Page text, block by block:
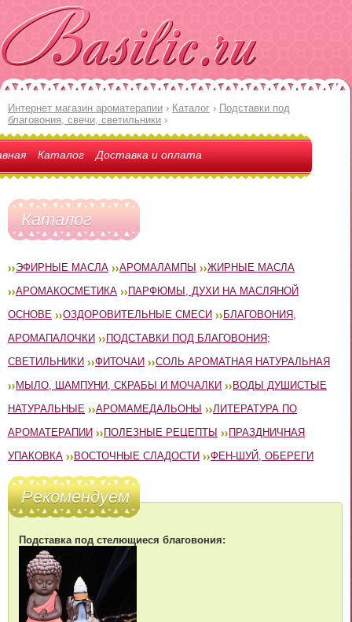
Интернет магазин ароматерапии › Каталог › Подставки под
благовония, свечи, светильники ›
Каталог Доставка и оплата
Каталог
ЭФИРНЫЕ МАСЛА АРОМАЛАМПЫ
ЖИРНЫЕ МАСЛА
АРОМАКОСМЕТИКА
ПАРФЮМЫ, ДУХИ НА МАСЛЯНОЙ
ОСНОВЕ
ОЗДОРОВИТЕЛЬНЫЕ СМЕСИ
БЛАГОВОНИЯ,
АРОМАПАЛОЧКИ
ПОДСТАВКИ ПОД БЛАГОВОНИЯ;
СВЕТИЛЬНИКИ
ФИТОЧАИ
СОЛЬ АРОМАТНАЯ НАТУРАЛЬНАЯ
МЫЛО, ШАМПУНИ, СКРАБЫ И МОЧАЛКИ
ВОДЫ ДУШИСТЫЕ
НАТУРАЛЬНЫЕ
АРОМАМЕДАЛЬОНЫ
ЛИТЕРАТУРА ПО
АРОМАТЕРАПИИ
ПОЛЕЗНЫЕ РЕЦЕПТЫ
ПРАЗДНИЧНАЯ
УПАКОВКА
ВОСТОЧНЫЕ СЛАДОСТИ ФЕН-ШУЙ, ОБЕРЕГИ
Рекомендуем
Подставка под стелющиеся благовония: